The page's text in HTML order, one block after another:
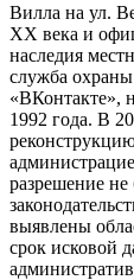
Вилла на ул.
XX века и
наследия
служба охраны
«ВКонтакте»,
1992 года. В
разрешение
выявлены
срок исковой